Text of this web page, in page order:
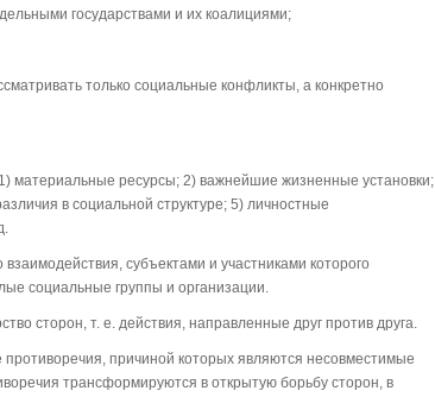
государствами и их коалициями;
только социальные конфликты, а конкретно
материальные ресурсы; 2) важнейшие жизненные установки;
в социальной структуре; 5) личностные
субъектами и участниками которого
социальные группы и организации.
сторон, т. е. действия, направленные друг против друга.
причиной которых являются несовместимые
трансформируются в открытую борьбу сторон, в